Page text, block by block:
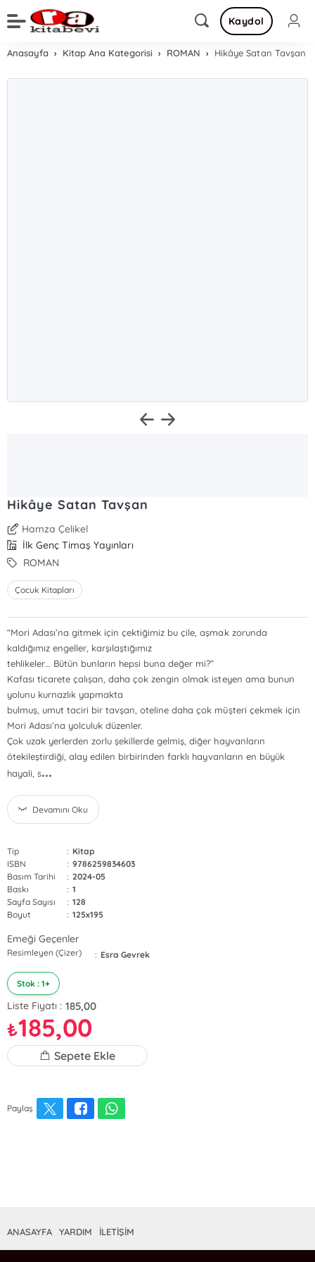
Kaydol
Anasayfa Kitap Ana Kategorisi ROMAN Hikâye Satan Tavşan
Hikâye Satan Tavşan
Hamza Çelikel
İlk Genç Timaş Yayınları
ROMAN
Çocuk Kitapları
“Mori Adası’na gitmek için çektiğimiz bu çile, aşmak zorunda
kaldığımız engeller, karşılaştığımız
tehlikeler… Bütün bunların hepsi buna değer mi?”
Kafası ticarete çalışan, daha çok zengin olmak isteyen ama bunun
yolunu kurnazlık yapmakta
bulmuş, umut taciri bir tavşan, oteline daha çok müşteri çekmek için
Mori Adası’na yolculuk düzenler.
Çok uzak yerlerden zorlu şekillerde gelmiş, diğer hayvanların
ötekileştirdiği, alay edilen birbirinden farklı hayvanların en büyük
hayali, s...
Devamını Oku
Tip : Kitap
ISBN
: 9786259834603
Basım Tarihi
: 2024-05
Baskı
: 1
Sayfa Sayısı
: 128
Boyut
: 125x195
Emeği Geçenler
Resimleyen (Çizer) : Esra Gevrek
Stok : 1+
Liste Fiyatı : 185,00
₺185,00
Sepete Ekle
Paylaş
ANASAYFA YARDIM İLETİŞİM